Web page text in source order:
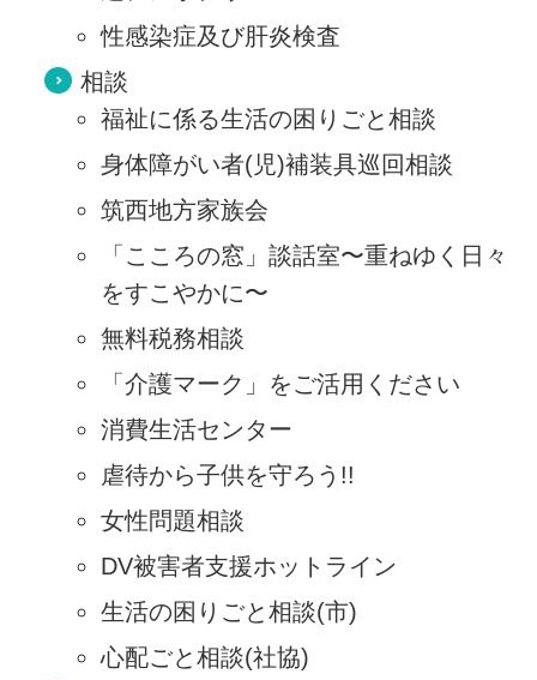
性感染症及び肝炎検査
相談
福祉に係る生活の困りごと相談
身体障がい者(児)補装具巡回相談
筑西地方家族会
「こころの窓」談話室〜重ねゆく日々
をすこやかに〜
無料税務相談
「介護マーク」をご活用ください
消費生活センター
虐待から子供を守ろう!!
女性問題相談
DV被害者支援ホットライン
生活の困りごと相談(市)
心配ごと相談(社協)